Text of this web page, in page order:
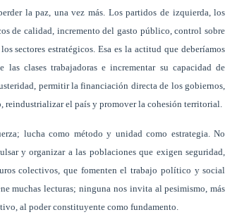
la paz, una vez más. Los partidos de izquierda, los
de calidad, incremento del gasto público, control sobre
sectores estratégicos. Esa es la actitud que deberíamos
clases trabajadoras e incrementar su capacidad de
permitir la financiación directa de los gobiernos,
reindustrializar el país y promover la cohesión territorial.
lucha como método y unidad como estrategia. No
y organizar a las poblaciones que exigen seguridad,
colectivos, que fomenten el trabajo político y social
muchas lecturas; ninguna nos invita al pesimismo, más
al poder constituyente como fundamento.